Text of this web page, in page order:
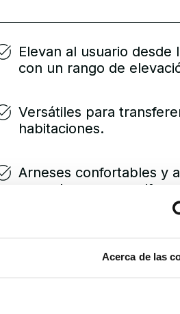
Acerca de las
Elevan al usuario desde
con un rango de
Versátiles para
habitaciones.
Arneses confortables y
peso de manera
Robustas y
calidad y equipadas
Garantizan seguridad y